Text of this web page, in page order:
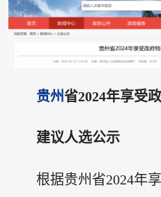
贵州省2024年享受
建议人选公示
根据贵州省2024年